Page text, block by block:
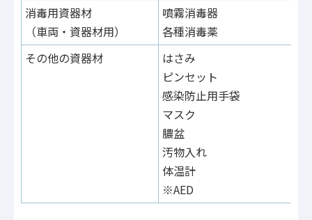
消毒用資器材
（車両・資器材用）
噴霧消毒器
各種消毒薬
その他の資器材
はさみ
ピンセット
感染防止用手袋
マスク
膿盆
汚物入れ
体温計
※AED